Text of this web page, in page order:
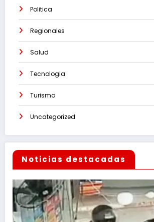
Politica
Regionales
Salud
Tecnologia
Turismo
Uncategorized
Noticias destacadas